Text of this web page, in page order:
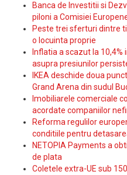
Banca de Investitii si
piloni a Comisiei
Peste trei sferturi dintre
o locuinta proprie
Inflatia a scazut la
asupra presiunilor
IKEA deschide doua
Grand Arena din sudul
Imobiliarele comerciale
acordate companiilor
Reforma regulilor
conditiile pentru
NETOPIA Payments a
de plata
Coletele extra-UE sub